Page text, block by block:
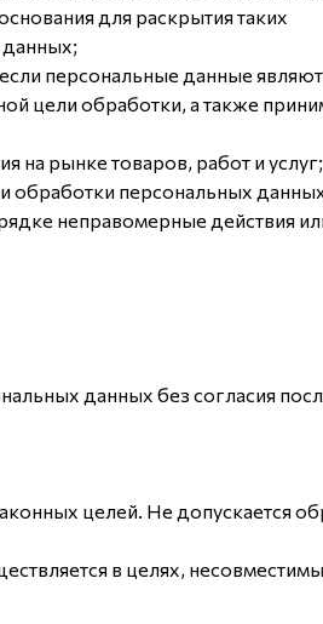
для раскрытия таких
персональные данные
цели обработки, а также
на рынке товаров, работ и услуг;
обработки персональных
неправомерные действия
данных без согласия
целей. Не допускается
в целях,